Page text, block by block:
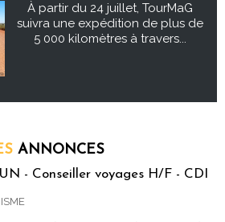
À partir du 24 juillet, TourMaG
suivra une expédition de plus de
5 000 kilomètres à travers...
ANNONCES
- Conseiller voyages H/F - CDI